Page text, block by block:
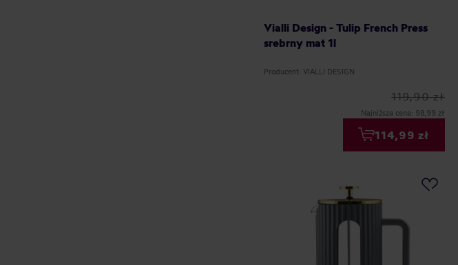
Vialli Design - Tulip French Press
srebrny mat 1l
Producent: VIALLI DESIGN
119,90 zł
Najniższa cena: 98,99 zł
114,99 zł